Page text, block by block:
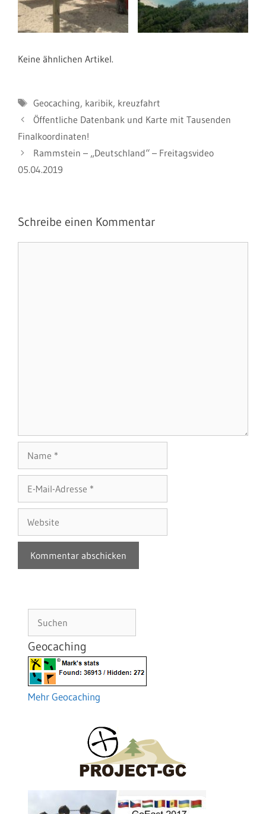
Keine ähnlichen Artikel.
Schlagwörter
Geocaching, karibik, kreuzfahrt
Öffentliche Datenbank und Karte mit Tausenden
Finalkoordinaten!
Rammstein – „Deutschland“ – Freitagsvideo
05.04.2019
Schreibe einen Kommentar
Mail-
Adresse
Suchen
Geocaching
Mehr Geocaching